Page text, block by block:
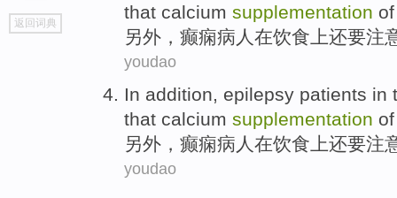
go
top
返回词典
that calcium supplementation
另外 ， 癫痫病 人 在饮食 上还要注
youdao
In addition, epilepsy patients in
that calcium supplementation
另外 ， 癫痫病 人 在饮食 上还要注
youdao